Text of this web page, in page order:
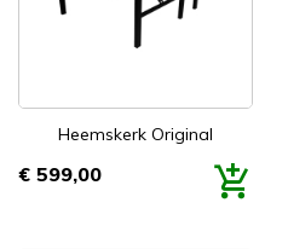
Heemskerk Original
Prijs
€ 599,00